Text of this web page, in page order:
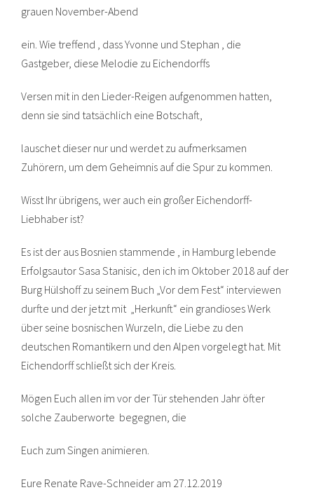
grauen November-Abend
ein. Wie treffend , dass Yvonne und Stephan , die
Gastgeber, diese Melodie zu Eichendorffs
Versen mit in den Lieder-Reigen aufgenommen hatten,
denn sie sind tatsächlich eine Botschaft,
lauschet dieser nur und werdet zu aufmerksamen
Zuhörern, um dem Geheimnis auf die Spur zu kommen.
Wisst Ihr übrigens, wer auch ein großer Eichendorff-
Liebhaber ist?
Es ist der aus Bosnien stammende , in Hamburg lebende
Erfolgsautor Sasa Stanisic, den ich im Oktober 2018 auf der
Burg Hülshoff zu seinem Buch „Vor dem Fest“ interviewen
durfte und der jetzt mit „Herkunft“ ein grandioses Werk
über seine bosnischen Wurzeln, die Liebe zu den
deutschen Romantikern und den Alpen vorgelegt hat. Mit
Eichendorff schließt sich der Kreis.
Mögen Euch allen im vor der Tür stehenden Jahr öfter
solche Zauberworte begegnen, die
Euch zum Singen animieren.
Eure Renate Rave-Schneider am 27.12.2019